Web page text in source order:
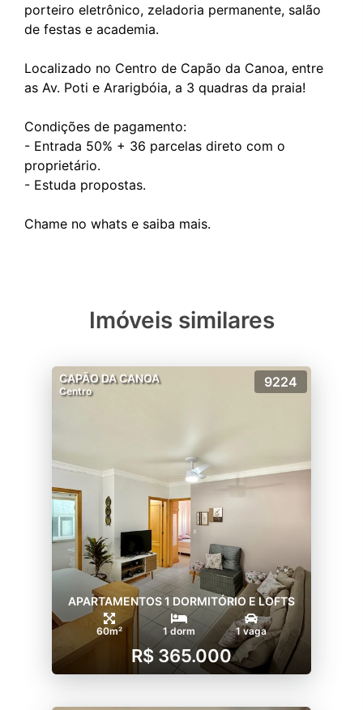
porteiro eletrônico, zeladoria permanente, salão
de festas e academia.
Localizado no Centro de Capão da Canoa, entre
as Av. Poti e Ararigbóia, a 3 quadras da praia!
Condições de pagamento:
- Entrada 50% + 36 parcelas direto com o
proprietário.
- Estuda propostas.
Imóveis similares
CAPÃO DA CANOA
Centro
9224
APARTAMENTOS 1 DORMITÓRIO E LOFTS
60m² 1 dorm 1 vaga
R$ 365.000